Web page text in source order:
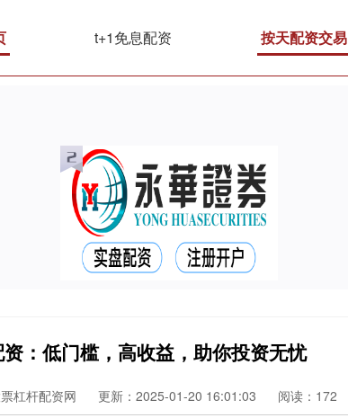
t+1免息配资 按天配资交易
：低门槛，高收益，助你投资无忧
杠杆配资网 更新：2025-01-20 16:01:03 阅读：172